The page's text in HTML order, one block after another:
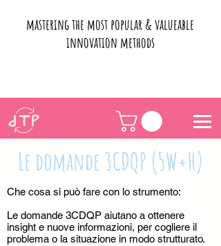
mastering the most popular & valueable
innovation methods
Le domande 3CDQP (5W+H)
Che cosa si può fare con lo strumento:
Le domande 3CDQP aiutano a ottenere
insight e nuove informazioni, per cogliere il
problema o la situazione in modo strutturato.